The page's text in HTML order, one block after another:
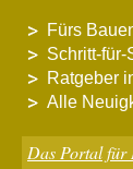
Fürs
Schritt-
Ratgeber
Alle
Das Portal für